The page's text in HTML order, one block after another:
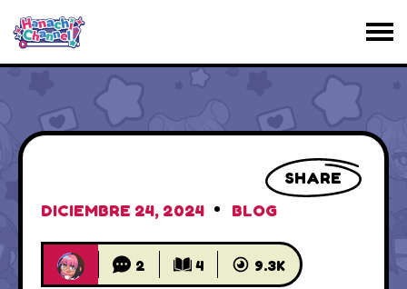
SHARE
DICIEMBRE 24, 2024
BLOG
2 4 9.3K